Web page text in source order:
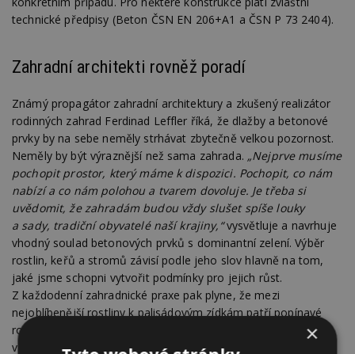
technické předpisy (Beton ČSN EN 206+A1 a ČSN P 73 2404).
Zahradní architekti rovněž poradí
Známý propagátor zahradní architektury a zkušený realizátor
rodinných zahrad Ferdinad Leffler říká, že dlažby a betonové
prvky by na sebe neměly strhávat zbytečně velkou pozornost.
Neměly by být výraznější než sama zahrada. „Nejprve musíme
pochopit prostor, který máme k dispozici. Pochopit, co nám
nabízí a co nám polohou a tvarem dovoluje. Je třeba si
uvědomit, že zahradám budou vždy slušet spíše louky
a sady, tradiční obyvatelé naší krajiny,“vysvětluje a navrhuje
vhodný soulad betonových prvků s dominantní zelení. Výběr
rostlin, keřů a stromů závisí podle jeho slov hlavně na tom,
jaké jsme schopni vytvořit podmínky pro jejich růst.
Z každodenní zahradnické praxe pak plyne, že mezi
nejoblíbenější rostliny k palisádovým zídkám patří popínavé
rostliny a realizaci cest a chodníků je ideální vyznačit už
v projektu a uvažovat o nich v kontextu celé zahrady včetně
×